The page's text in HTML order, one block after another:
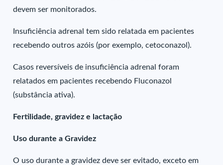
devem ser monitorados.
Insuficiência adrenal tem sido relatada em pacientes
recebendo outros azóis (por exemplo, cetoconazol).
Casos reversíveis de insuficiência adrenal foram
relatados em pacientes recebendo Fluconazol
(substância ativa).
Fertilidade, gravidez e lactação
Uso durante a Gravidez
O uso durante a gravidez deve ser evitado, exceto em